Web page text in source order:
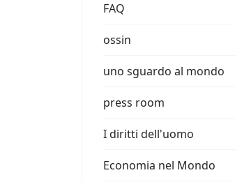
FAQ
ossin
uno sguardo al mondo
press room
I diritti dell'uomo
Economia nel Mondo